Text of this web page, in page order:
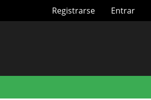
Registrarse Entrar